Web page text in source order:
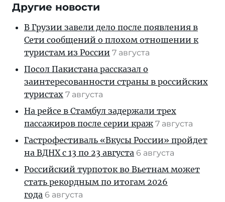
Другие новости
В Грузии завели дело после появления в
Сети сообщений о плохом отношении к
туристам из России 7 августа
Посол Пакистана рассказал о
заинтересованности страны в российских
туристах 7 августа
На рейсе в Стамбул задержали трех
пассажиров после серии краж 7 августа
Гастрофестиваль «Вкусы России» пройдет
на ВДНХ с 13 по 23 августа 6 августа
Российский турпоток во Вьетнам может
стать рекордным по итогам 2026
года 6 августа